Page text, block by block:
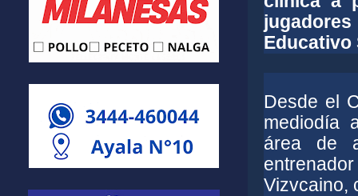
Educativo
Desde el
mediodía
área de
Vizvcaino,